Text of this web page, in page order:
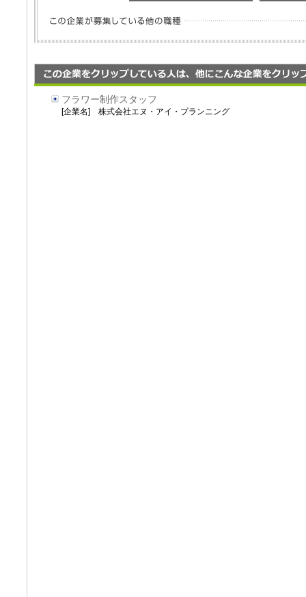
フラワー制作スタッフ
[企業名] 株式会社エヌ・アイ・プランニング